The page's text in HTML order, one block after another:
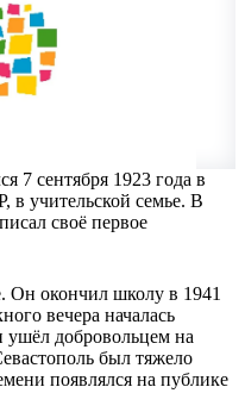
7 сентября 1923 года в
в учительской семье. В
своё первое
Он окончил школу в 1941
вечера началась
ушёл добровольцем на
был тяжело
появлялся на публике